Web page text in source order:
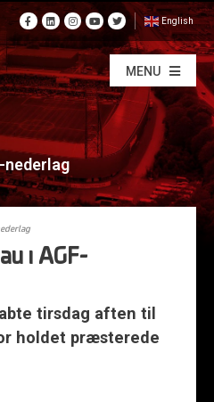
English
MENU
nederlag
i AGF-
tirsdag aften til
holdet præsterede